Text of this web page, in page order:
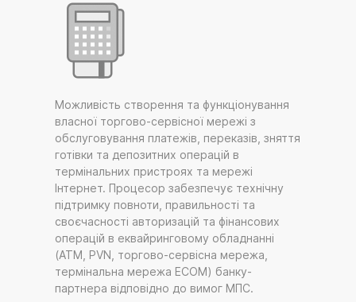
Можливість створення та функціонування
власної торгово-сервісної мережі з
обслуговування платежів, переказів, зняття
готівки та депозитних операцій в
термінальних пристроях та мережі
Інтернет. Процесор забезпечує технічну
підтримку повноти, правильності та
своєчасності авторизацій та фінансових
операцій в еквайринговому обладнанні
(ATM, PVN, торгово-сервісна мережа,
термінальна мережа ECOM) банку-
партнера відповідно до вимог МПС.